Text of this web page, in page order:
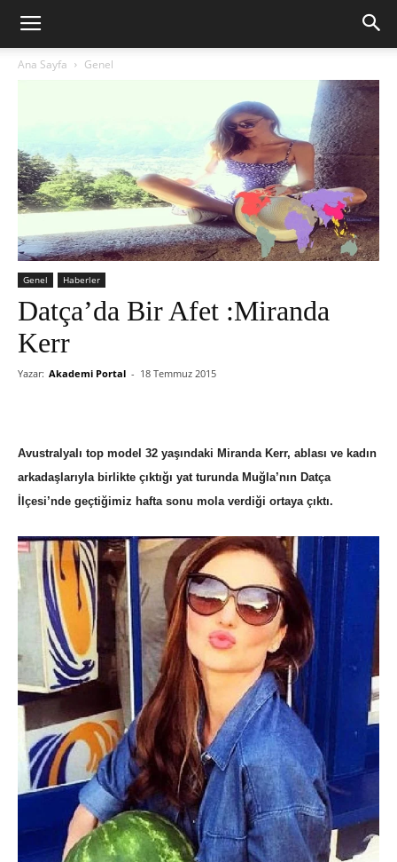
Ana Sayfa Genel
Genel Haberler
Datça’da Bir Afet :Miranda
Kerr
Yazar: Akademi Portal - 18 Temmuz 2015
AvustralyaIı top model 32 yaşındaki Miranda Kerr, ablası ve kadın
arkadaşlarıyla birlikte çıktığı yat turunda Muğla’nın Datça
İlçesi’nde geçtiğimiz hafta sonu mola verdiği ortaya çıktı.